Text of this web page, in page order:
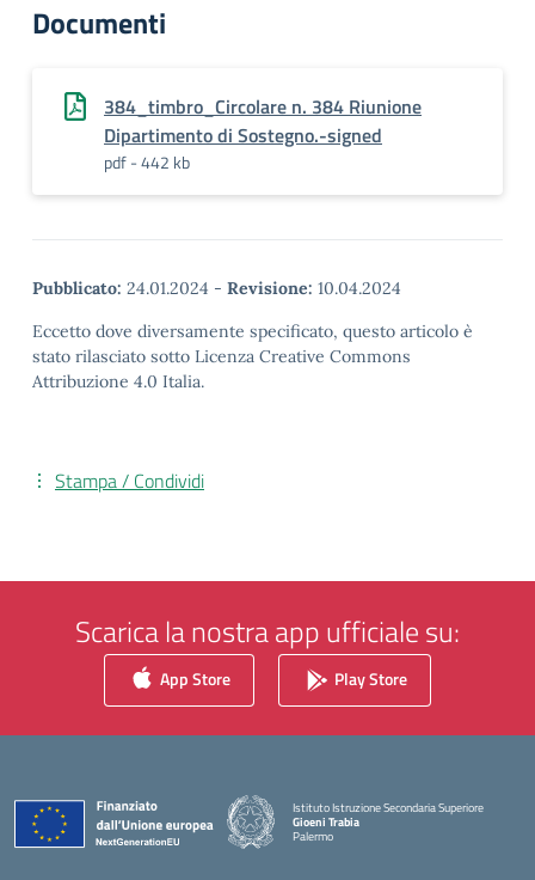
Documenti
384_timbro_Circolare n. 384 Riunione
Dipartimento di Sostegno.-signed
pdf - 442 kb
Pubblicato: 24.01.2024 - Revisione: 10.04.2024
Eccetto dove diversamente specificato, questo articolo è
stato rilasciato sotto Licenza Creative Commons
Attribuzione 4.0 Italia.
Stampa / Condividi
Scarica la nostra app ufficiale su:
App Store Play Store
Istituto Istruzione Secondaria Superiore
Gioeni Trabia
Palermo